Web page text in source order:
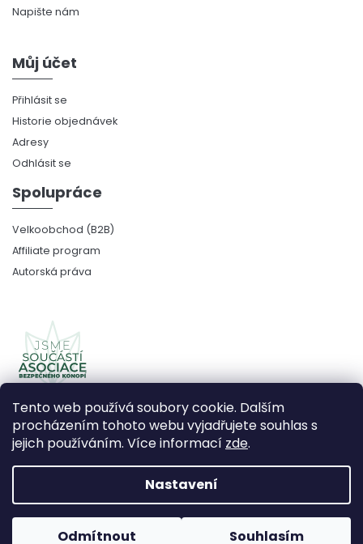
Tento web používá soubory cookie. Dalším
procházením tohoto webu vyjadřujete souhlas s
jejich používáním. Více informací zde.
Nastavení
Odmítnout Souhlasím
Napište nám
Můj účet
Přihlásit se
Historie objednávek
Adresy
Odhlásit se
Spolupráce
Velkoobchod (B2B)
Affiliate program
Autorská práva
Vytvořil Shoptet Premium